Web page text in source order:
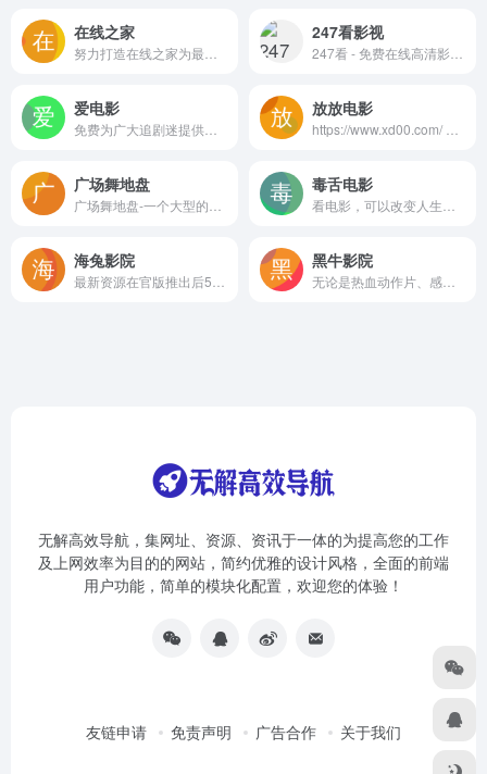
在线之家 247看影视
爱电影 放放电影
广场舞地盘 毒舌电影
海兔影院 黑牛影院
无解高效导航，集网址、资源、资讯于一体的为提高您的工作
及上网效率为目的的网站，简约优雅的设计风格，全面的前端
用户功能，简单的模块化配置，欢迎您的体验！
友链申请 免责声明 广告合作 关于我们